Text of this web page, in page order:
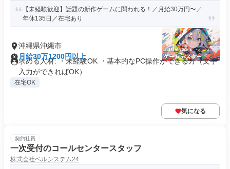
【未経験歓迎】話題の新作ゲームに関われる！／月給30万円〜／
年休135日／在宅あり
沖縄県沖縄市
月給30万1200円以上
求める人材: ・未経験OK ・基本的なPC操作ができる方（文字
入力ができればOK） ...
在宅OK
気になる
契約社員
一次受付のコールセンタースタッフ
株式会社ベルシステム24